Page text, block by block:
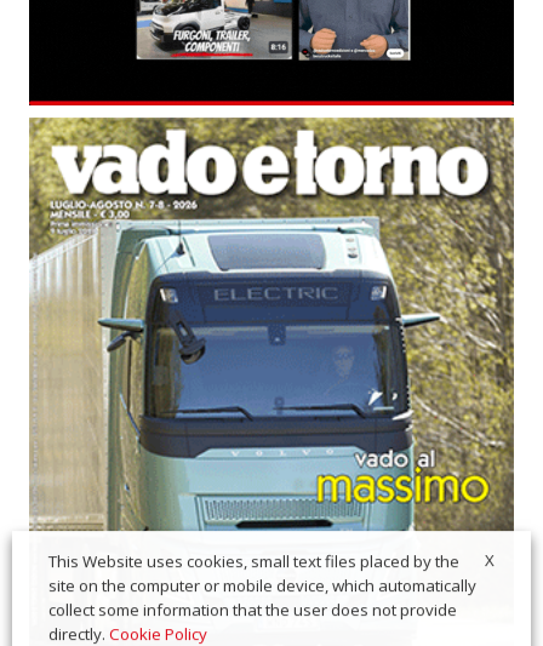
X
This Website uses cookies, small text files placed by the
site on the computer or mobile device, which automatically
collect some information that the user does not provide
directly. Cookie Policy